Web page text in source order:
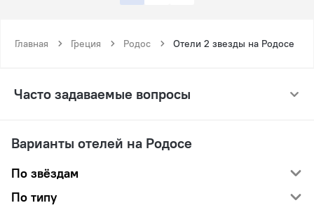
Главная Греция Родос Отели 2 звезды на Родосе
Часто задаваемые вопросы
Варианты отелей на Родосе
По звёздам
По типу